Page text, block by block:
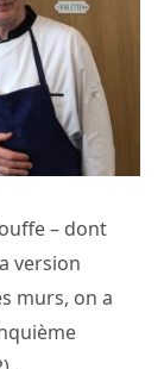
– dont
version
murs, on a